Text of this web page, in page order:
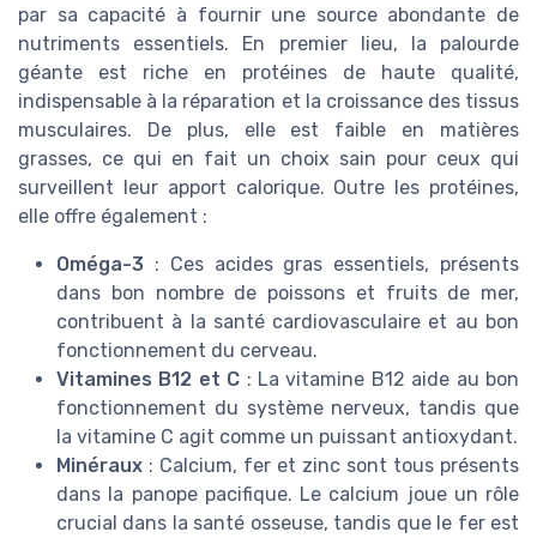
par sa capacité à fournir une source abondante de
nutriments essentiels. En premier lieu, la palourde
géante est riche en protéines de haute qualité,
indispensable à la réparation et la croissance des tissus
musculaires. De plus, elle est faible en matières
grasses, ce qui en fait un choix sain pour ceux qui
surveillent leur apport calorique. Outre les protéines,
elle offre également :
Oméga-3 : Ces acides gras essentiels, présents
dans bon nombre de poissons et fruits de mer,
contribuent à la santé cardiovasculaire et au bon
fonctionnement du cerveau.
Vitamines B12 et C : La vitamine B12 aide au bon
fonctionnement du système nerveux, tandis que
la vitamine C agit comme un puissant antioxydant.
Minéraux : Calcium, fer et zinc sont tous présents
dans la panope pacifique. Le calcium joue un rôle
crucial dans la santé osseuse, tandis que le fer est